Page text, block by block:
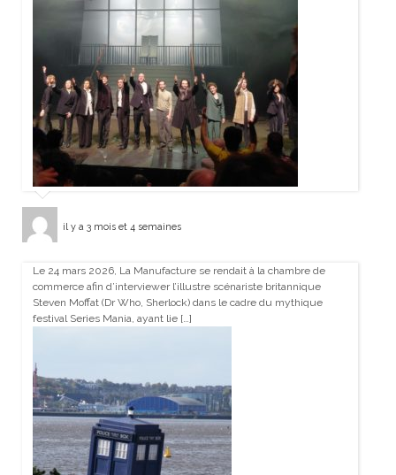
il y a 3 mois et 4 semaines
Le 24 mars 2026, La Manufacture se rendait à la chambre de
commerce afin d’interviewer l’illustre scénariste britannique
Steven Moffat (Dr Who, Sherlock) dans le cadre du mythique
festival Series Mania, ayant lie […]